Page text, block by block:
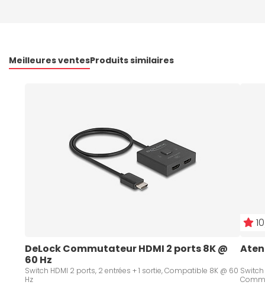
Meilleures ventesProduits similaires
DeLock Commutateur HDMI 2 ports 8K @
60 Hz
Switch HDMI 2 ports, 2 entrées + 1 sortie, Compatible 8K @ 60
Hz
Switch